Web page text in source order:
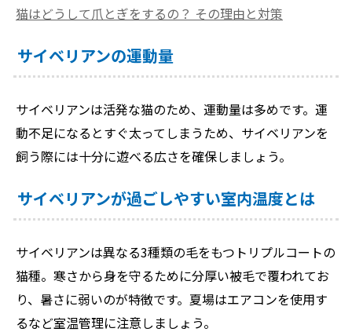
猫はどうして爪とぎをするの？ その理由と対策
サイベリアンの運動量
サイベリアンは活発な猫のため、運動量は多めです。運
動不足になるとすぐ太ってしまうため、サイベリアンを
飼う際には十分に遊べる広さを確保しましょう。
サイベリアンが過ごしやすい室内温度とは
サイベリアンは異なる3種類の毛をもつトリプルコートの
猫種。寒さから身を守るために分厚い被毛で覆われてお
り、暑さに弱いのが特徴です。夏場はエアコンを使用す
るなど室温管理に注意しましょう。